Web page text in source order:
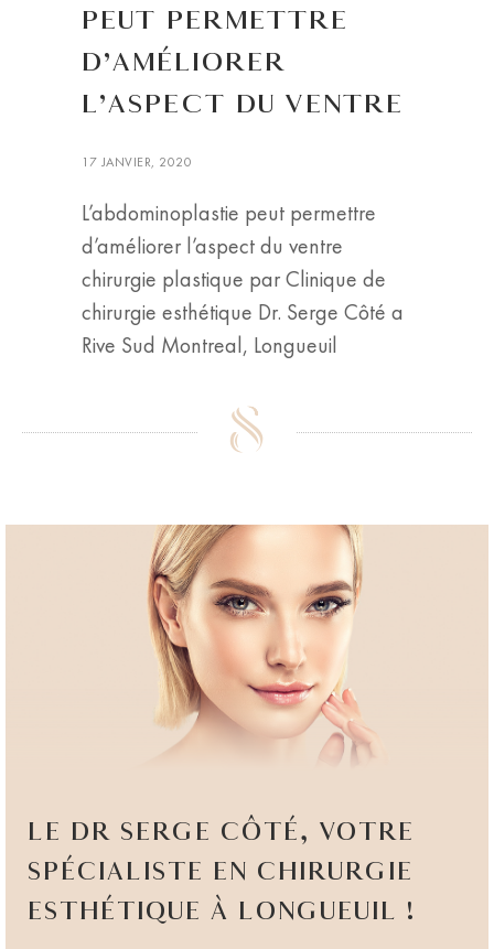
PEUT PERMETTRE
D’AMÉLIORER
L’ASPECT DU VENTRE
17 JANVIER, 2020
L’abdominoplastie peut permettre
d’améliorer l’aspect du ventre
chirurgie plastique par Clinique de
chirurgie esthétique Dr. Serge Côté a
Rive Sud Montreal, Longueuil
LE DR SERGE CÔTÉ, VOTRE
SPÉCIALISTE EN CHIRURGIE
ESTHÉTIQUE À LONGUEUIL !